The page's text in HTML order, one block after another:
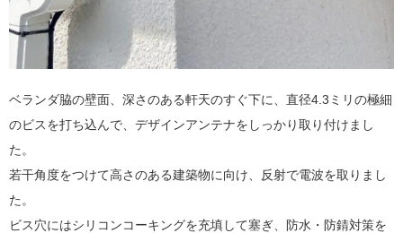
ベランダ脇の壁面、深さのある軒天のすぐ下に、直径4.3ミリの極細
のビスを打ち込んで、デザインアンテナをしっかり取り付けまし
た。
若干角度をつけて高さのある建築物に向け、反射で電波を取りまし
た。
ビス穴にはシリコンコーキングを充填して塞ぎ、防水・防錆対策を